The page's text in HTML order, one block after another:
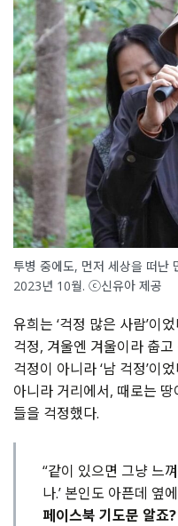
투병 중에도, 먼저 세상을 떠난
2023년 10월. ⓒ신유아 제공
유희는 ‘걱정 많은 사람’이
걱정, 겨울엔 겨울이라 춥
걱정이 아니라 ‘남 걱정’이
아니라 거리에서, 때로는
들을 걱정했다.
“같이 있으면 그냥 느
나.’ 본인도 아픈데 옆
페이스북 기도문 알죠